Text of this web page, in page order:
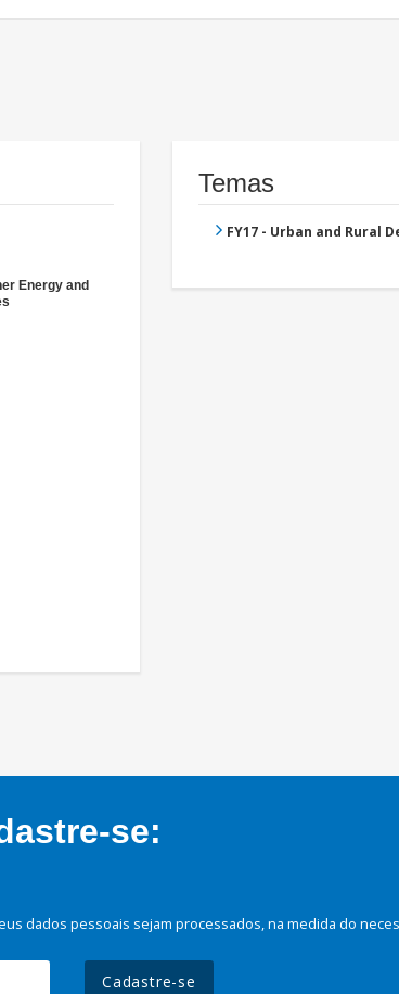
Energy and
Temas
FY17 - Urban and Rural
se:
dados pessoais sejam processados, na medida do
Cadastre-se